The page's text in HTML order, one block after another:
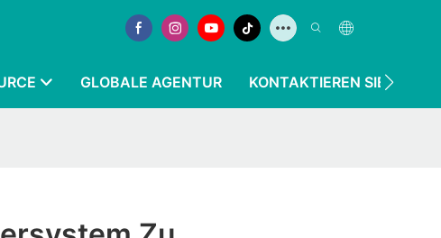
GLOBALE AGENTUR KONTAKTIEREN SIE UNS